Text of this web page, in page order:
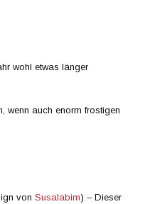
wohl etwas länger
wenn auch enorm frostigen
vonSusalabim) – Dieser